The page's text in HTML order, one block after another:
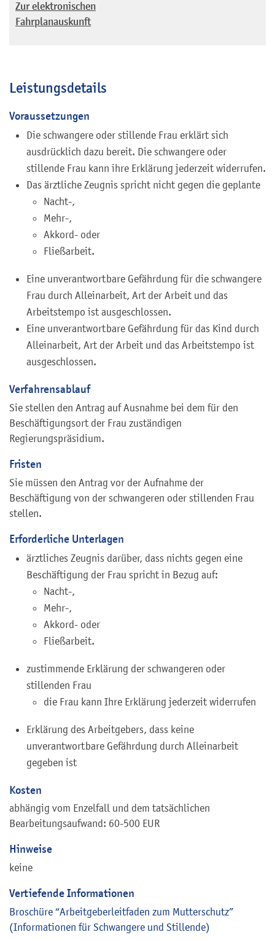
Zur elektronischen
Fahrplanauskunft
Leistungsdetails
Voraussetzungen
Die schwangere oder stillende Frau erklärt sich
ausdrücklich dazu bereit. Die schwangere oder
stillende Frau kann ihre Erklärung jederzeit widerrufen.
Das ärztliche Zeugnis spricht nicht gegen die geplante
Nacht-,
Mehr-,
Akkord- oder
Fließarbeit.
Eine unverantwortbare Gefährdung für die schwangere
Frau durch Alleinarbeit, Art der Arbeit und das
Arbeitstempo ist ausgeschlossen.
Eine unverantwortbare Gefährdung für das Kind durch
Alleinarbeit, Art der Arbeit und das Arbeitstempo ist
ausgeschlossen.
Verfahrensablauf
Sie stellen den Antrag auf Ausnahme bei dem für den
Beschäftigungsort der Frau zuständigen
Regierungspräsidium.
Fristen
Sie müssen den Antrag vor der Aufnahme der
Beschäftigung von der schwangeren oder stillenden Frau
stellen.
Erforderliche Unterlagen
ärztliches Zeugnis darüber, dass nichts gegen eine
Beschäftigung der Frau spricht in Bezug auf:
Nacht-,
Mehr-,
Akkord- oder
Fließarbeit.
zustimmende Erklärung der schwangeren oder
stillenden Frau
die Frau kann Ihre Erklärung jederzeit widerrufen
Erklärung des Arbeitgebers, dass keine
unverantwortbare Gefährdung durch Alleinarbeit
gegeben ist
Kosten
abhängig vom Enzelfall und dem tatsächlichen
Bearbeitungsaufwand: 60-500 EUR
Hinweise
keine
Vertiefende Informationen
Broschüre “Arbeitgeberleitfaden zum Mutterschutz”
(Informationen für Schwangere und Stillende)